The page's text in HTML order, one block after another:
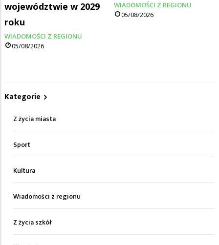
województwie w 2029
roku
WIADOMOŚCI Z REGIONU
05/08/2026
WIADOMOŚCI Z REGIONU
05/08/2026
Kategorie
Z życia miasta
Sport
Kultura
Wiadomości z regionu
Z życia szkół